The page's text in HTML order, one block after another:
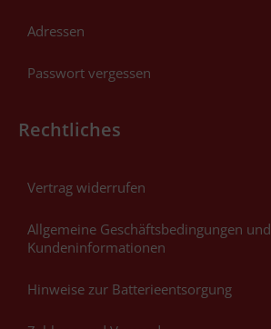
Adressen
Passwort vergessen
Rechtliches
Vertrag widerrufen
Allgemeine Geschäftsbedingungen und
Kundeninformationen
Hinweise zur Batterieentsorgung